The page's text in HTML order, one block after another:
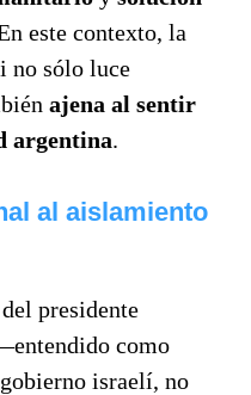
este contexto, la
no sólo luce
ajena al sentir
argentina.
al aislamiento
presidente
como
israelí, no